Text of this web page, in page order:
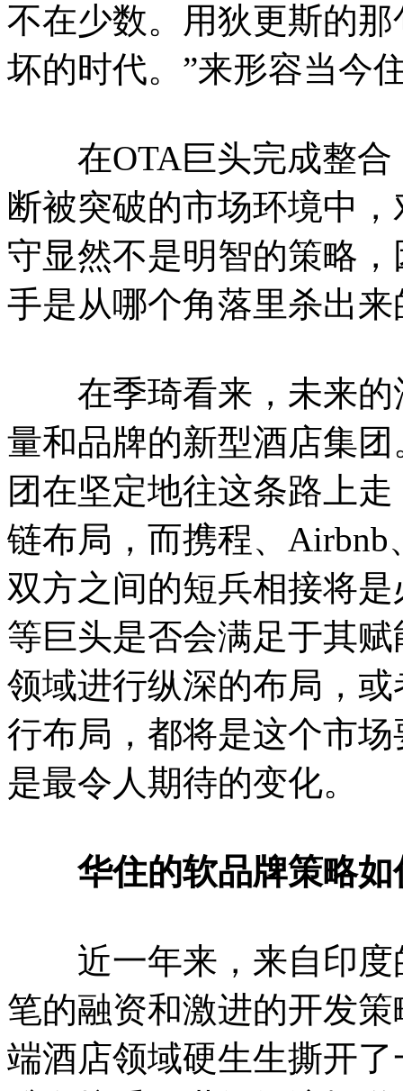
不在少数。用狄更斯的
坏的时代。”来形容当今
在OTA巨头完成整合
断被突破的市场环境中
守显然不是明智的策略
手是从哪个角落里杀出
在季琦看来，未来的
量和品牌的新型酒店集
团在坚定地往这条路上
链布局，而携程、
双方之间的短兵相接将
等巨头是否会满足于其
领域进行纵深的布局，
行布局，都将是这个市
是最令人期待的变化。
华住的软品牌策略
近一年来，来自印度
笔的融资和激进的开发
端酒店领域硬生生撕开